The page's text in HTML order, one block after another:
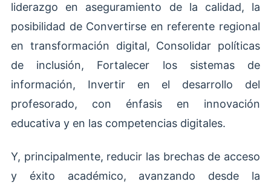
liderazgo en aseguramiento de la calidad, la
posibilidad de Convertirse en referente regional
en transformación digital, Consolidar políticas
de inclusión, Fortalecer los sistemas de
información, Invertir en el desarrollo del
profesorado, con énfasis en innovación
educativa y en las competencias digitales.
Y, principalmente, reducir las brechas de acceso
y éxito académico, avanzando desde la